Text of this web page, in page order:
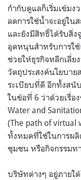
กำกับดูแลก็เริ่มเข้มง
ลดการใช้น้ำจะอยู่ใน
และยังมีสิทธิ์ได้รับสิ่ง
อุดหนุนสำหรับการใ
ช่วยให้ธุรกิจหลีกเลี่
วัตถุประสงค์นโยบา
ระเบียบที่ดี อีกทั้งสนั
ในข้อที่ 6 ว่าด้วยเรื่อ
Water and
(The path of virtual
ทั้งหมดที่ใช้ในการผ
ชุมชน หรือกิจกรรมท
บริษัทต่างๆ อยู่ภายใ